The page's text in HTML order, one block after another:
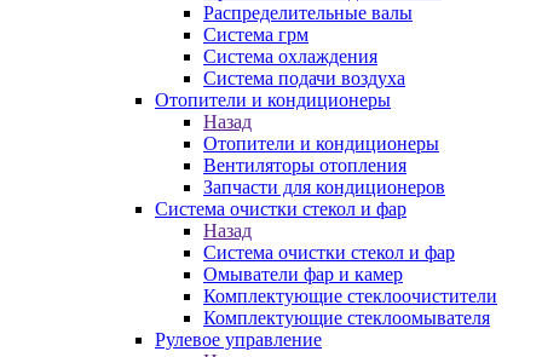
Распределительные валы
Система грм
Система охлаждения
Система подачи воздуха
Отопители и кондиционеры
Назад
Отопители и кондиционеры
Вентиляторы отопления
Запчасти для кондиционеров
Система очистки стекол и фар
Назад
Система очистки стекол и фар
Омыватели фар и камер
Комплектующие стеклоочистители
Комплектующие стеклоомывателя
Рулевое управление